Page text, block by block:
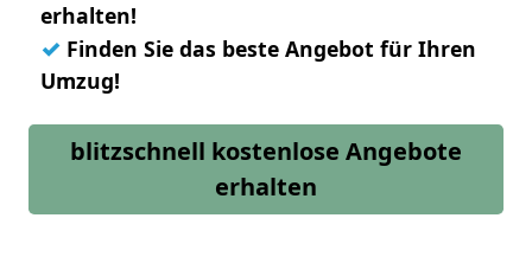
erhalten!
✓ Finden Sie das beste Angebot für Ihren
Umzug!
blitzschnell kostenlose Angebote
erhalten